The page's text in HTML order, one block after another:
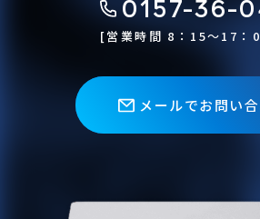
0157-36-
[営業時間 8：15〜17：
メールでお問い